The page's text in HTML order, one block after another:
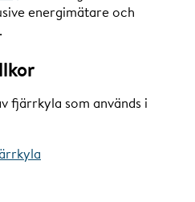
energimätare och
fjärrkyla som används i